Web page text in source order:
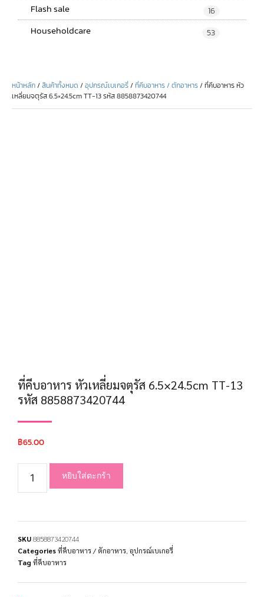
Flash sale 16
Householdcare 53
หน้าหลัก/สินค้าทั้งหมด /อุปกรณ์เบเกอรี่/ที่คีบอาหาร / ตักอาหาร/ ที่คีบอาหาร หัว
เหลี่ยมจตุรัส 6.5×24.5cm TT-13 รหัส 8858873420744
ที่คีบอาหาร หัวเหลี่ยมจตุรัส 6.5×24.5cm TT-13
รหัส 8858873420744
฿65.00
หยิบใส่ตะกร้า
SKU8858873420744
Categoriesที่คีบอาหาร / ตักอาหาร อุปกรณ์เบเกอรี่
Tag ที่คีบอาหาร